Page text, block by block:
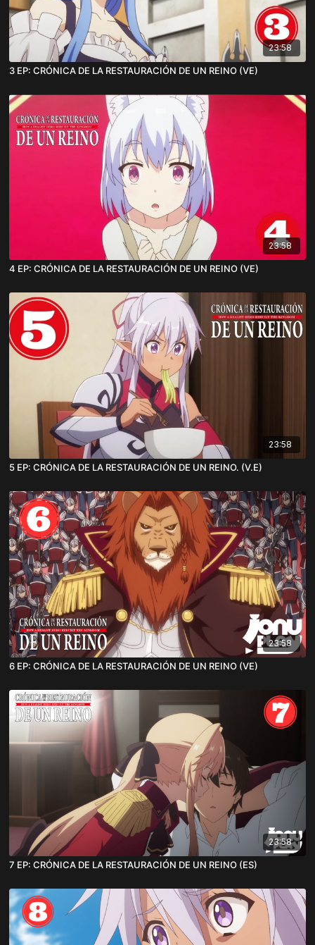
23:58
3 EP: CRÓNICA DE LA RESTAURACIÓN DE UN REINO (VE)
23:58
4 EP: CRÓNICA DE LA RESTAURACIÓN DE UN REINO (VE)
23:58
5 EP: CRÓNICA DE LA RESTAURACIÓN DE UN REINO. (V.E)
23:58
6 EP: CRÓNICA DE LA RESTAURACIÓN DE UN REINO (VE)
23:58
7 EP: CRÓNICA DE LA RESTAURACIÓN DE UN REINO (ES)